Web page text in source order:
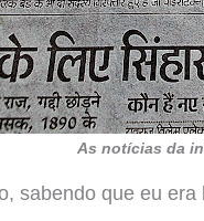
As notícias da
sabendo que eu